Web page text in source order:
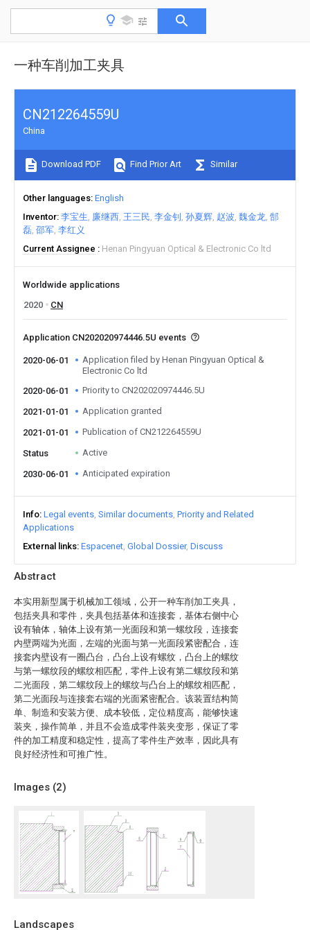
一种车削加工夹具
Abstract
本实用新型属于机械加工领域，公开一种车削加工夹具，
包括夹具和零件，夹具包括基体和连接套，基体右侧中心
设有轴体，轴体上设有第一光面段和第一螺纹段，连接套
内壁两端为光面，左端的光面与第一光面段紧密配合，连
接套内壁设有一圈凸台，凸台上设有螺纹，凸台上的螺纹
与第一螺纹段的螺纹相匹配，零件上设有第二螺纹段和第
二光面段，第二螺纹段上的螺纹与凸台上的螺纹相匹配，
第二光面段与连接套右端的光面紧密配合。该装置结构简
单、制造和安装方便、成本较低，定位精度高，能够快速
装夹，操作简单，并且不会造成零件装夹变形，保证了零
件的加工精度和稳定性，提高了零件生产效率，因此具有
良好经济性和可推广性。
Images (2)
Landscapes
CN212264559U
China
Download PDF Find Prior Art Similar
Other languages English
Inventor 李宝生 廉继西 王三民 李金钊 孙夏辉 赵波 魏金龙 郜
磊 邵军 李红义
Current Assignee
Henan Pingyuan Optical & Electronic Co ltd
Worldwide applications
2020
CN
Application CN202020974446.5U events
2020-06-01
Application filed by Henan Pingyuan Optical &
Electronic Co ltd
2020-06-01
Priority to CN202020974446.5U
2021-01-01 Application granted
2021-01-01 Publication of CN212264559U
Status Active
2030-06-01 Anticipated expiration
Info Legal events Similar documents Priority and Related
Applications
External links Espacenet Global Dossier Discuss